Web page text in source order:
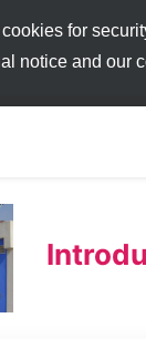
for
notice and our